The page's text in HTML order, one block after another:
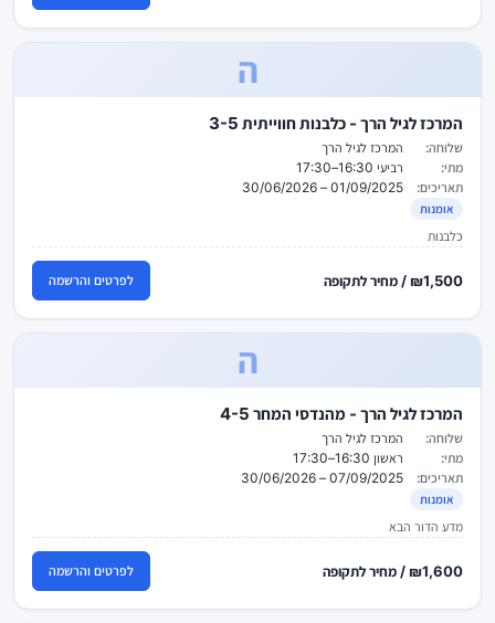
ה
המרכז לגיל הרך - כלבנות חווייתית 3-5
שלוחה:
המרכז לגיל הרך
מתי:
רביעי 16:30–17:30
תאריכים:
01/09/2025 – 30/06/2026
אומנות
כלבנות
₪1,500 / מחיר לתקופה לפרטים והרשמה
ה
המרכז לגיל הרך - מהנדסי המחר 4-5
שלוחה:
המרכז לגיל הרך
מתי:
ראשון 16:30–17:30
תאריכים:
07/09/2025 – 30/06/2026
אומנות
מדע הדור הבא
₪1,600 / מחיר לתקופה לפרטים והרשמה